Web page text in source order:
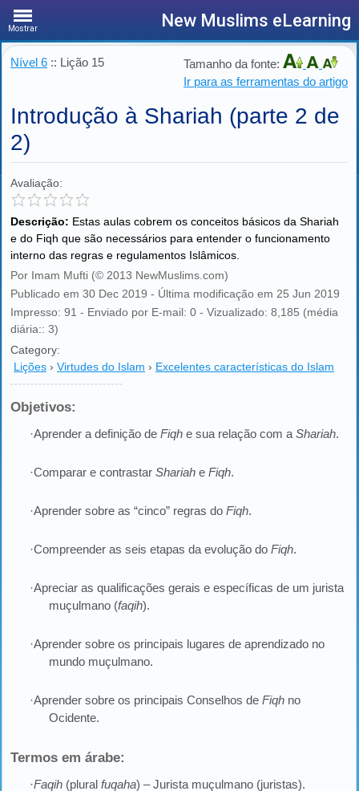
Mostrar New Muslims eLearning
Nível 6 :: Lição 15
Tamanho da fonte:
Ir para as ferramentas do artigo
Introdução à Shariah (parte 2 de
2)
Avaliação:
Descrição: Estas aulas cobrem os conceitos básicos da Shariah
e do Fiqh que são necessários para entender o funcionamento
interno das regras e regulamentos Islâmicos.
Por Imam Mufti (© 2013 NewMuslims.com)
Publicado em 30 Dec 2019 - Última modificação em 25 Jun 2019
Impresso: 91 - Enviado por E-mail: 0 - Vizualizado: 8,185 (média
diária:: 3)
Category:
Lições › Virtudes do Islam › Excelentes características do Islam
Objetivos:
·Aprender a definição de Fiqh e sua relação com a Shariah.
·Comparar e contrastar Shariah e Fiqh.
·Aprender sobre as “cinco” regras do Fiqh.
·Compreender as seis etapas da evolução do Fiqh.
·Apreciar as qualificações gerais e específicas de um jurista
muçulmano (faqih).
·Aprender sobre os principais lugares de aprendizado no
mundo muçulmano.
·Aprender sobre os principais Conselhos de Fiqh no
Ocidente.
Termos em árabe:
·Faqih (plural fuqaha) – Jurista muçulmano (juristas).